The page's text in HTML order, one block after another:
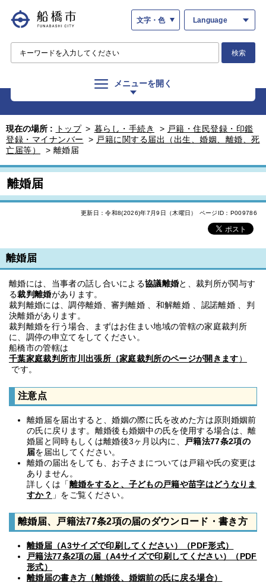
文字・色 Language
検索
メニューを開く
現在の場所 : トップ > 暮らし・手続き > 戸籍・住民登録・印鑑
登録・マイナンバー
> 戸籍に関する届出（出生、婚姻、離婚、死
亡届等）
> 離婚届
離婚届
更新日：令和8(2026)年7月9日（木曜日） ページID：P009786
離婚届
離婚には、当事者の話し合いによる協議離婚と、裁判所が関与す
る裁判離婚があります。
裁判離婚には、調停離婚、審判離婚 、和解離婚 、認諾離婚 、判
決離婚があります。
裁判離婚を行う場合、まずはお住まい地域の管轄の家庭裁判所
に、調停の申立てをしてください。
船橋市の管轄は
千葉家庭裁判所市川出張所（家庭裁判所のページが開きます）
です。
注意点
離婚届を届出すると、婚姻の際に氏を改めた方は原則婚姻前
の氏に戻ります。離婚後も婚姻中の氏を使用する場合は、離
婚届と同時もしくは離婚後3ヶ月以内に、
戸籍法77条2項の
届を届出してください。
離婚の届出をしても、お子さまについては戸籍や氏の変更は
ありません。
詳しくは「離婚をすると、子どもの戸籍や苗字はどうなりま
すか？ 」をご覧ください。
離婚届、戸籍法77条2項の届のダウンロード・書き方
離婚届（A3サイズで印刷してください）（PDF形式）
戸籍法77条2項の届（A4サイズで印刷してください）（PDF
形式）
離婚届の書き方（離婚後、婚姻前の氏に戻る場合）